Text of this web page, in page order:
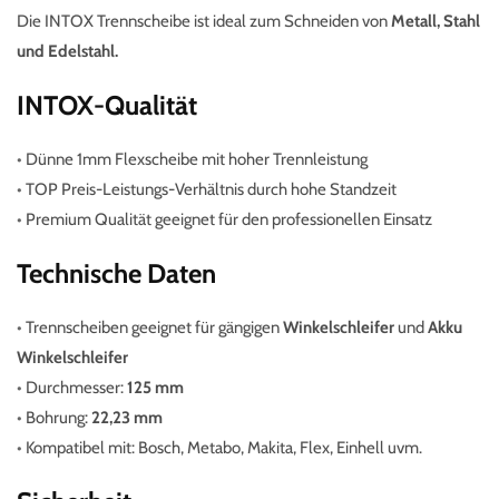
Die INTOX Trennscheibe ist ideal zum Schneiden vonMetall, Stahl
und Edelstahl.
INTOX-Qualität
• Dünne 1mm Flexscheibe mit hoher Trennleistung
• TOP Preis-Leistungs-Verhältnis durch hohe Standzeit
• Premium Qualität geeignet für den professionellen Einsatz
Technische Daten
• Trennscheiben geeignetfür gängigenWinkelschleiferundAkku
Winkelschleifer
• Durchmesser:125 mm
• Bohrung: 22,23 mm
• Kompatibel mit: Bosch, Metabo, Makita, Flex, Einhell uvm.